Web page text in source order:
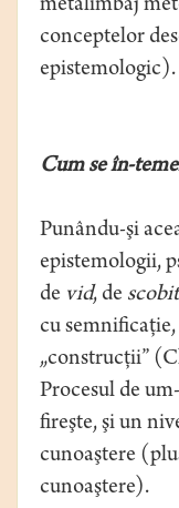
metalimbaj
conceptelor
epistemologic).
Cum se în-
Punându-şi
epistemologii,
de vid, de
cu
„construcţii”
Procesul de
fireşte, şi un
cunoaştere
cunoaştere).